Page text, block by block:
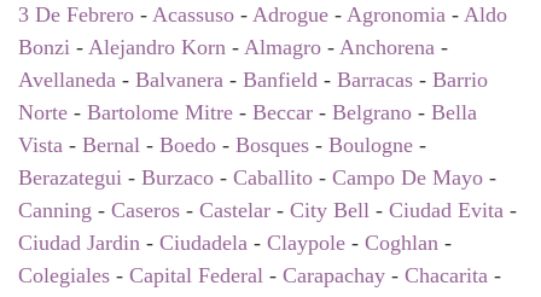
3 De Febrero - Acassuso - Adrogue - Agronomia - Aldo
Bonzi - Alejandro Korn - Almagro - Anchorena -
Avellaneda - Balvanera - Banfield - Barracas - Barrio
Norte - Bartolome Mitre - Beccar - Belgrano - Bella
Vista - Bernal - Boedo - Bosques - Boulogne -
Berazategui - Burzaco - Caballito - Campo De Mayo -
Canning - Caseros - Castelar - City Bell - Ciudad Evita -
Ciudad Jardin - Ciudadela - Claypole - Coghlan -
Colegiales - Capital Federal - Carapachay - Chacarita -